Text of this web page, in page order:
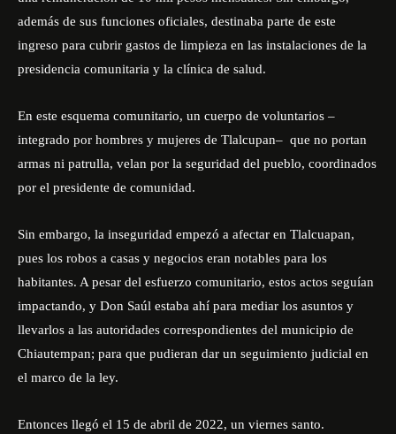
además de sus funciones oficiales, destinaba parte de este
ingreso para cubrir gastos de limpieza en las instalaciones de la
presidencia comunitaria y la clínica de salud.
En este esquema comunitario, un cuerpo de voluntarios –
integrado por hombres y mujeres de Tlalcupan– que no portan
armas ni patrulla, velan por la seguridad del pueblo, coordinados
por el presidente de comunidad.
Sin embargo, la inseguridad empezó a afectar en Tlalcuapan,
pues los robos a casas y negocios eran notables para los
habitantes. A pesar del esfuerzo comunitario, estos actos seguían
impactando, y Don Saúl estaba ahí para mediar los asuntos y
llevarlos a las autoridades correspondientes del municipio de
Chiautempan; para que pudieran dar un seguimiento judicial en
el marco de la ley.
Entonces llegó el 15 de abril de 2022, un viernes santo.